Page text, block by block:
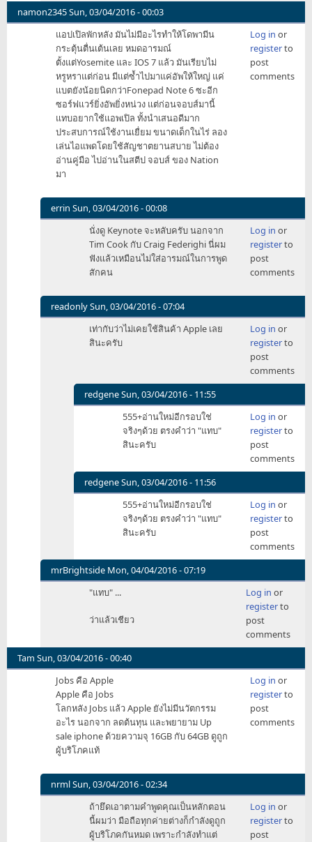
คือ
วัน
เกิด
ผม
by
K_AViar
namon2345Sun, 03/04/2016 - 00:03
แอปเปิลพักหลัง มันไม่มีอะไรทำให้โดพามีน
กระตุ้นตื่นเต้นเลย หมดอารมณ์
ตั้งแต่Yosemite และ IOS 7 แล้ว มันเรียบไม่
หรูหราแต่ก่อน มีแต่ซ้ำไปมาแค่อัพให้ใหญ่ แค่
แบตยังน้อยนิดกว่าFonepad Note 6 ซะอีก
ซอร์ฟแวร์ยิ่งอัพยิ่งหน่วง แต่ก่อนจอบส์มานี้
แทบอยากใช้แอพเปิล ทั้งนำเสนอดีมาก
ประสบการณ์ใช้งานเยื่ยม ขนาดเด็กในไร่ ลอง
เล่นไอแพดโดยใช้สัญชาตยานสบาย ไม่ต้อง
อ่านคู่มือ ไปอ่านในสตีป จอบส์ ของ Nation
มา
Log in or
registerto
post
comments
errin Sun, 03/04/2016 - 00:08
In
by
namon2345
นั่งดู Keynote จะหลับครับ นอกจาก
Tim Cook กับ Craig Federighi นี่ผม
ฟังแล้วเหมือนไม่ใส่อารมณ์ในการพูด
สักคน
Log in or
registerto
post
comments
readonlySun, 03/04/2016 - 07:04
In
เท่ากับว่าไม่เคยใช้สินค้า Apple เลย
สินะครับ
Log in or
registerto
post
comments
redgeneSun, 03/04/2016 - 11:55
In
ไม่
เคย
555+อ่านใหม่อีกรอบใช่
จริงๆด้วย ตรงคำว่า "แทบ"
สินะครับ
Log in or
registerto
post
comments
redgeneSun, 03/04/2016 - 11:56
In
ไม่
เคย
ใช้
by
555+อ่านใหม่อีกรอบใช่
จริงๆด้วย ตรงคำว่า "แทบ"
สินะครับ
Log in or
registerto
post
comments
mrBrightside Mon, 04/04/2016 - 07:19
In
หลัง
by
namon2345
"แทบ" ...
ว่าแล้วเชียว
Log in or
registerto
post
comments
Tam Sun, 03/04/2016 - 00:40
Jobs คือ Apple
Apple คือ Jobs
โลกหลัง Jobs แล้ว Apple ยังไม่มีนวัตกรรม
อะไร นอกจาก ลดต้นทุน และพยายาม Up
sale iphone ด้วยความจุ 16GB กับ 64GB ดูถูก
ผู้บริโภคแท้
Log in or
registerto
post
comments
nrmlSun, 03/04/2016 - 02:34
In
ถ้ายึดเอาตามคำพูดคุณเป็นหลักตอน
นี้ผมว่า มือถือทุกค่ายต่างก็กำลังดูถูก
ผู้บริโภคกันหมด เพราะกำลังทำแต่
Log in or
registerto
post